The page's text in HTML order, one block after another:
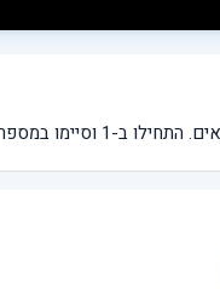
הגבוה ביותר.